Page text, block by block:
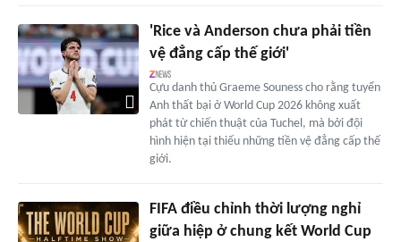
'Rice và Anderson chưa phải tiền
vệ đẳng cấp thế giới'
Cựu danh thủ Graeme Souness cho rằng tuyển
Anh thất bại ở World Cup 2026 không xuất
phát từ chiến thuật của Tuchel, mà bởi đội
hình hiện tại thiếu những tiền vệ đẳng cấp thế
giới.
FIFA điều chỉnh thời lượng nghỉ
giữa hiệp ở chung kết World Cup